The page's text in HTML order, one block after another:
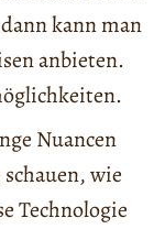
kann man
anbieten.
Nuancen
wie
Technologie